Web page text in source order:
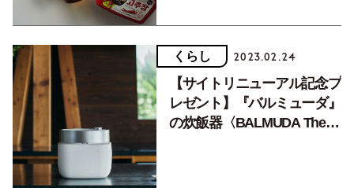
くらし 2023.02.24
【サイトリニューアル記念プ
レゼント】『バルミューダ』
の炊飯器〈BALMUDA The